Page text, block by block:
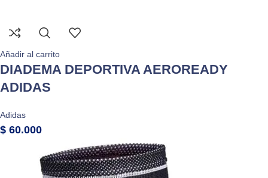
Añadir al carrito
DIADEMA DEPORTIVA AEROREADY
ADIDAS
Adidas
$ 60.000